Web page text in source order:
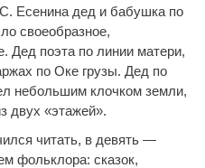
Есенина дед и бабушка по
своеобразное,
Дед поэта по линии матери,
по Оке грузы. Дед по
небольшим клочком земли,
двух «этажей».
читать, в девять —
фольклора: сказок,